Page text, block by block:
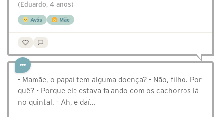
(Eduardo, 4 anos)
Avós Mãe
- Mamãe, o papai tem alguma doença? - Não, filho. Por
quê? - Porque ele estava falando com os cachorros lá
no quintal. - Ah, e daí…